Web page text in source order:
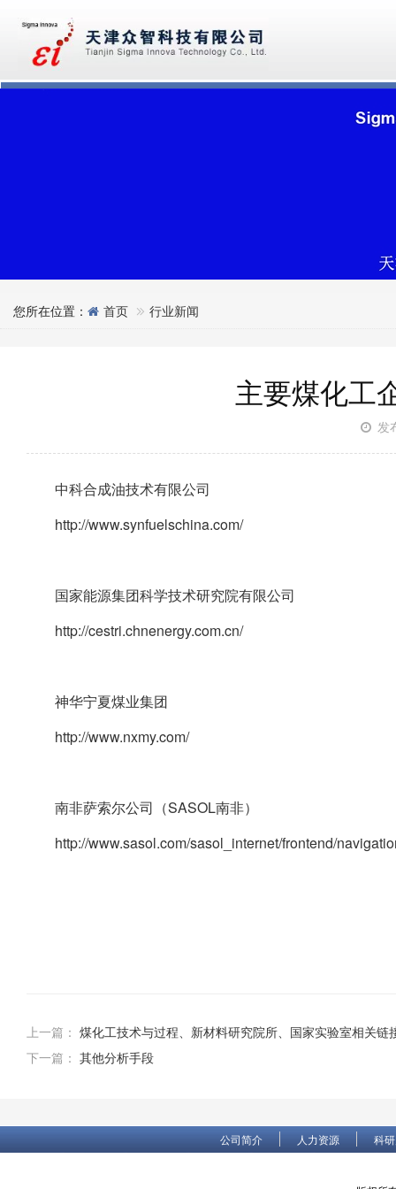
您所在位置： 首页 行业新闻
主要煤化工
发
中科合成油技术有限公司
http://www.synfuelschina.com/
国家能源集团科学技术研究院有限公司
http://cestri.chnenergy.com.cn/
神华宁夏煤业集团
http://www.nxmy.com/
南非萨索尔公司（SASOL南非）
http://www.sasol.com/sasol_internet/frontend/
上一篇： 煤化工技术与过程、新材料研究院所、国家实验室相关链
下一篇： 其他分析手段
公司简介 人力资源 科